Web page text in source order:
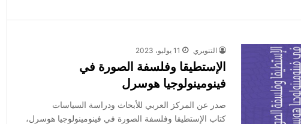
التنويري 11 يوليو، 2023
الإستطيقا وفلسفة الصورة في
فينومينولوجيا هوسرل
صدر عن المركز العربي للأبحاث ودراسة السياسات
كتاب الإستطيقا وفلسفة الصورة في فينومينولوجيا هوسرل،